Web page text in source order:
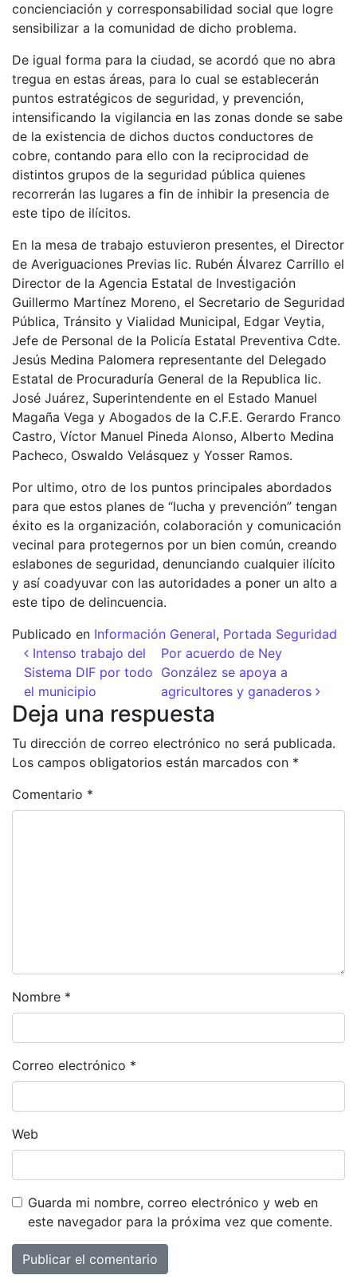
concienciación y corresponsabilidad social que logre
sensibilizar a la comunidad de dicho problema.
De igual forma para la ciudad, se acordó que no abra
tregua en estas áreas, para lo cual se establecerán
puntos estratégicos de seguridad, y prevención,
intensificando la vigilancia en las zonas donde se sabe
de la existencia de dichos ductos conductores de
cobre, contando para ello con la reciprocidad de
distintos grupos de la seguridad pública quienes
recorrerán las lugares a fin de inhibir la presencia de
este tipo de ilícitos.
En la mesa de trabajo estuvieron presentes, el Director
de Averiguaciones Previas lic. Rubén Álvarez Carrillo el
Director de la Agencia Estatal de Investigación
Guillermo Martínez Moreno, el Secretario de Seguridad
Pública, Tránsito y Vialidad Municipal, Edgar Veytia,
Jefe de Personal de la Policía Estatal Preventiva Cdte.
Jesús Medina Palomera representante del Delegado
Estatal de Procuraduría General de la Republica lic.
José Juárez, Superintendente en el Estado Manuel
Magaña Vega y Abogados de la C.F.E. Gerardo Franco
Castro, Víctor Manuel Pineda Alonso, Alberto Medina
Pacheco, Oswaldo Velásquez y Yosser Ramos.
Por ultimo, otro de los puntos principales abordados
para que estos planes de “lucha y prevención” tengan
éxito es la organización, colaboración y comunicación
vecinal para protegernos por un bien común, creando
eslabones de seguridad, denunciando cualquier ilícito
y así coadyuvar con las autoridades a poner un alto a
este tipo de delincuencia.
Publicado en Información General, Portada Seguridad
Navegación de entradas
Intenso trabajo del
Sistema DIF por todo
el municipio
Por acuerdo de Ney
González se apoya a
agricultores y ganaderos
Deja una respuesta
Tu dirección de correo electrónico no será publicada.
Los campos obligatorios están marcados con *
Comentario *
Nombre *
Correo electrónico *
Web
Guarda mi nombre, correo electrónico y web en
este navegador para la próxima vez que comente.